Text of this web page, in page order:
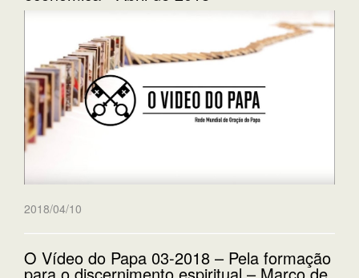
2018/04/10
O Vídeo do Papa 03-2018 – Pela formação